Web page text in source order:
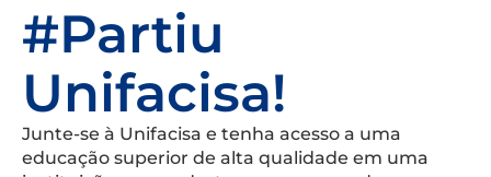
#Partiu
Unifacisa!
Junte-se à Unifacisa e tenha acesso a uma
educação superior de alta qualidade em uma